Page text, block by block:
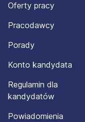
Oferty pracy
Pracodawcy
Porady
Konto kandydata
Regulamin dla
kandydatów
Powiadomienia